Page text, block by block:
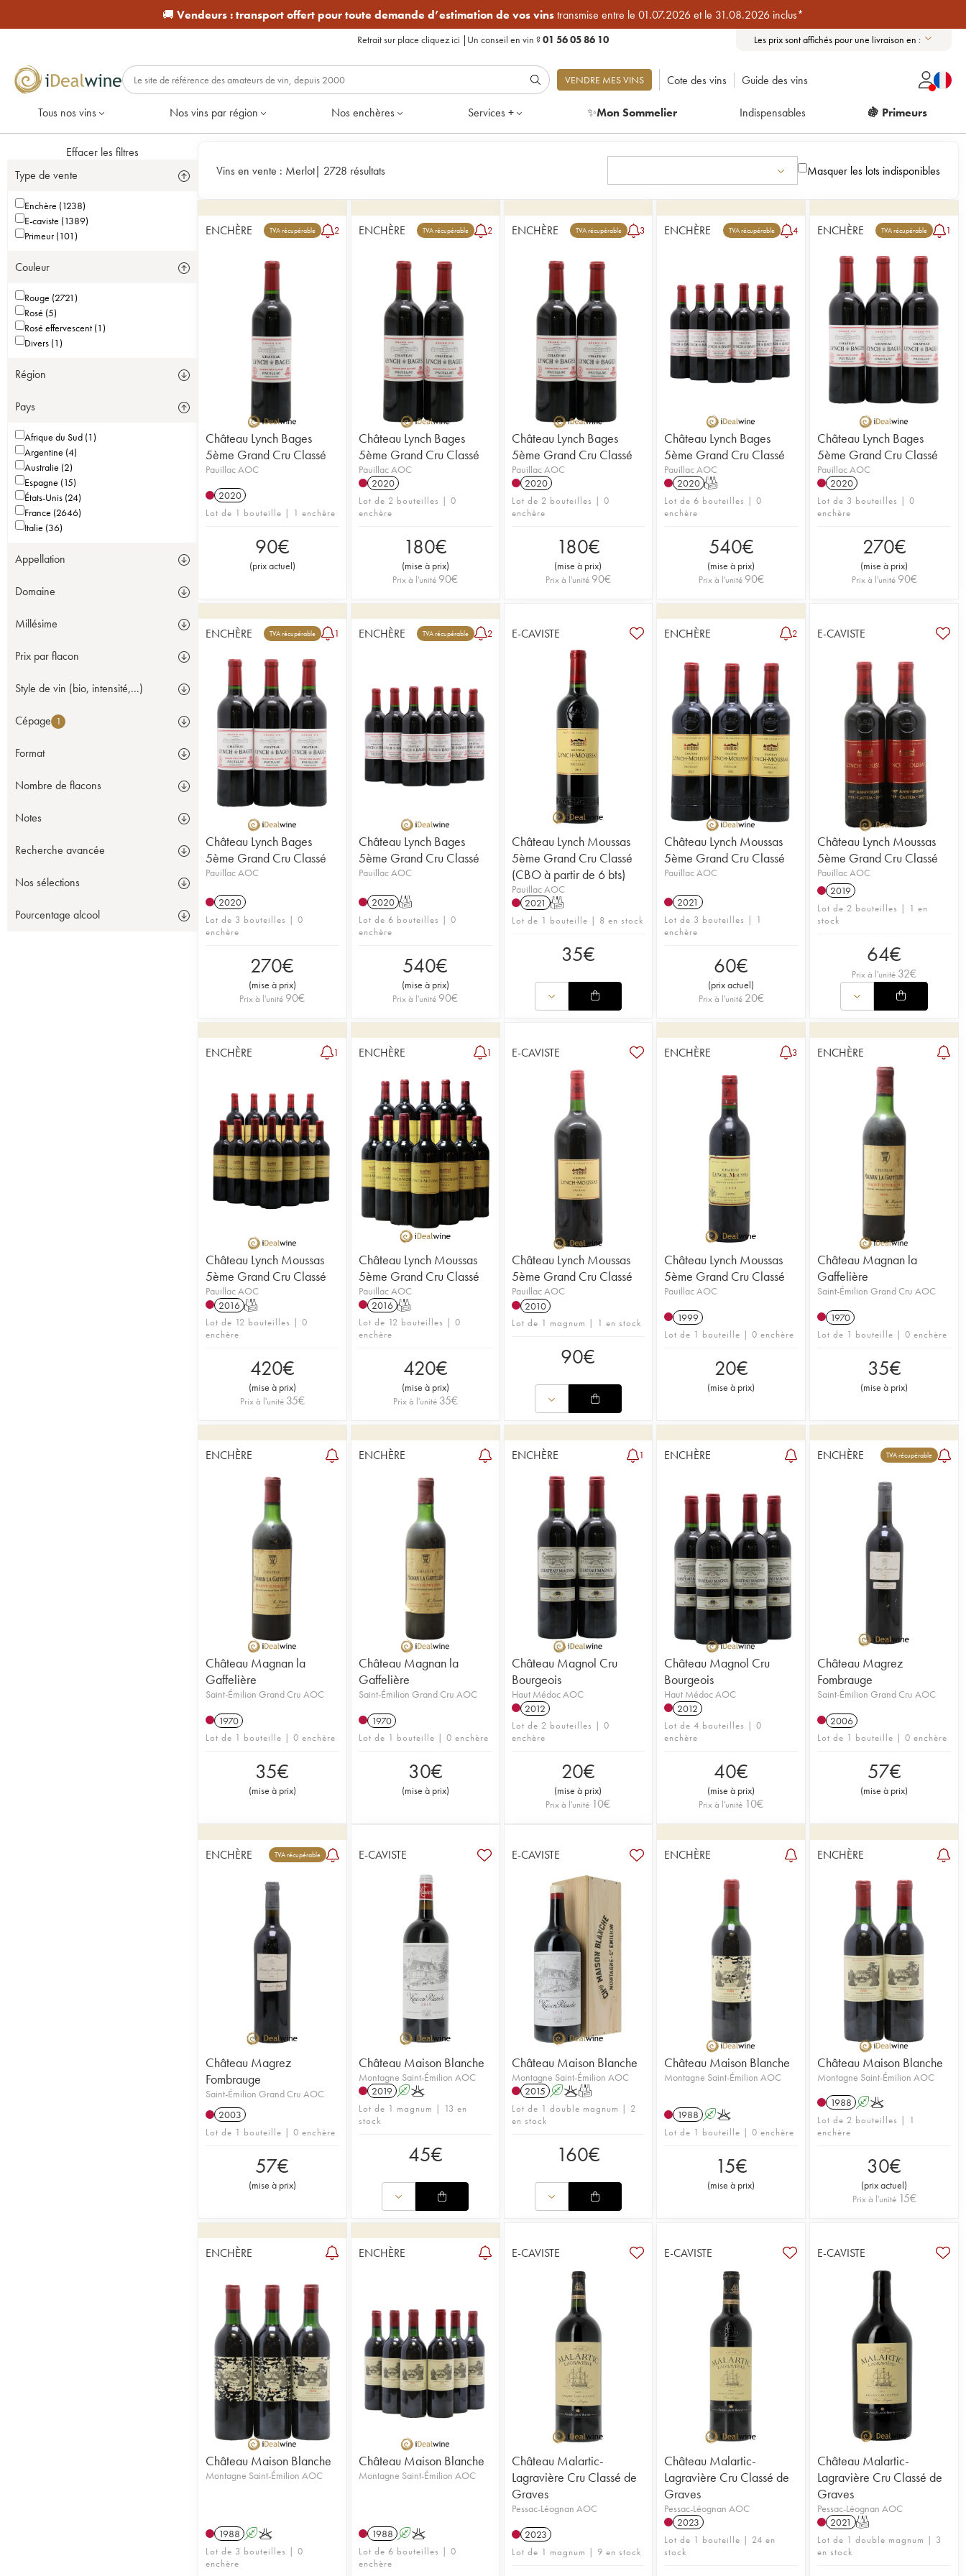
🚚 Vendeurs :transport offert pour toute demande d’estimation de vos vinstransmise entre le 01.07.2026 et le 31.08.2026 inclus*
Retrait sur place cliquez ici | Un conseil en vin ?01 56 05 86 10 Les prix sont affichés pour une livraison en :
VENDRE MES VINS Cote des vins Guide des vins
Tous nos vins Nos vins par région Nos enchères Services + ✨Mon Sommelier Indispensables 🍇 Primeurs
Effacer les filtres
Type de vente
Enchère (1238)
E-caviste (1389)
Primeur (101)
Couleur
Rouge (2721)
Rosé (5)
Rosé effervescent (1)
Divers (1)
Région
Pays
Afrique du Sud (1)
Argentine (4)
Australie (2)
Espagne (15)
États-Unis (24)
France (2646)
Italie (36)
Appellation
Domaine
Millésime
Prix par flacon
Style de vin (bio, intensité,...)
Cépage 1
Format
Nombre de flacons
Notes
Recherche avancée
Nos sélections
Pourcentage alcool
Vins en vente : Merlot| 2728 résultats Masquer les lots indisponibles
ENCHÈRE TVA récupérable 2
Château Lynch Bages
5ème Grand Cru Classé
Pauillac AOC
2020
Lot de 1 bouteille | 1 enchère
90€
(prix actuel)
ENCHÈRE TVA récupérable 2
Château Lynch Bages
5ème Grand Cru Classé
Pauillac AOC
2020
Lot de 2 bouteilles | 0
enchère
180€
(mise à prix)
Prix à l'unité 90€
ENCHÈRE TVA récupérable 3
Château Lynch Bages
5ème Grand Cru Classé
Pauillac AOC
2020
Lot de 2 bouteilles | 0
enchère
180€
(mise à prix)
Prix à l'unité 90€
ENCHÈRE TVA récupérable 4
Château Lynch Bages
5ème Grand Cru Classé
Pauillac AOC
2020 T
Lot de 6 bouteilles | 0
enchère
540€
(mise à prix)
Prix à l'unité 90€
ENCHÈRE TVA récupérable 1
Château Lynch Bages
5ème Grand Cru Classé
Pauillac AOC
2020
Lot de 3 bouteilles | 0
enchère
270€
(mise à prix)
Prix à l'unité 90€
ENCHÈRE TVA récupérable 1
Château Lynch Bages
5ème Grand Cru Classé
Pauillac AOC
2020
Lot de 3 bouteilles | 0
enchère
270€
(mise à prix)
Prix à l'unité 90€
ENCHÈRE TVA récupérable 2
Château Lynch Bages
5ème Grand Cru Classé
Pauillac AOC
2020 T
Lot de 6 bouteilles | 0
enchère
540€
(mise à prix)
Prix à l'unité 90€
E-CAVISTE
Château Lynch Moussas
5ème Grand Cru Classé
(CBO à partir de 6 bts)
Pauillac AOC
2021 T
Lot de 1 bouteille | 8 en stock
35€
ENCHÈRE 2
Château Lynch Moussas
5ème Grand Cru Classé
Pauillac AOC
2021
Lot de 3 bouteilles | 1
enchère
60€
(prix actuel)
Prix à l'unité 20€
E-CAVISTE
Château Lynch Moussas
5ème Grand Cru Classé
Pauillac AOC
2019
Lot de 2 bouteilles | 1 en
stock
64€
Prix à l'unité 32€
ENCHÈRE 1
Château Lynch Moussas
5ème Grand Cru Classé
Pauillac AOC
2016 T
Lot de 12 bouteilles | 0
enchère
420€
(mise à prix)
Prix à l'unité 35€
ENCHÈRE 1
Château Lynch Moussas
5ème Grand Cru Classé
Pauillac AOC
2016 T
Lot de 12 bouteilles | 0
enchère
420€
(mise à prix)
Prix à l'unité 35€
E-CAVISTE
Château Lynch Moussas
5ème Grand Cru Classé
Pauillac AOC
2010
Lot de 1 magnum | 1 en stock
90€
ENCHÈRE 3
Château Lynch Moussas
5ème Grand Cru Classé
Pauillac AOC
1999
Lot de 1 bouteille | 0 enchère
20€
(mise à prix)
ENCHÈRE
Château Magnan la
Gaffelière
Saint-Émilion Grand Cru AOC
1970
Lot de 1 bouteille | 0 enchère
35€
(mise à prix)
ENCHÈRE
Château Magnan la
Gaffelière
Saint-Émilion Grand Cru AOC
1970
Lot de 1 bouteille | 0 enchère
35€
(mise à prix)
ENCHÈRE
Château Magnan la
Gaffelière
Saint-Émilion Grand Cru AOC
1970
Lot de 1 bouteille | 0 enchère
30€
(mise à prix)
ENCHÈRE 1
Château Magnol Cru
Bourgeois
Haut Médoc AOC
2012
Lot de 2 bouteilles | 0
enchère
20€
(mise à prix)
Prix à l'unité 10€
ENCHÈRE
Château Magnol Cru
Bourgeois
Haut Médoc AOC
2012
Lot de 4 bouteilles | 0
enchère
40€
(mise à prix)
Prix à l'unité 10€
ENCHÈRE TVA récupérable
Château Magrez
Fombrauge
Saint-Émilion Grand Cru AOC
2006
Lot de 1 bouteille | 0 enchère
57€
(mise à prix)
ENCHÈRE TVA récupérable
Château Magrez
Fombrauge
Saint-Émilion Grand Cru AOC
2003
Lot de 1 bouteille | 0 enchère
57€
(mise à prix)
E-CAVISTE
Château Maison Blanche
Montagne Saint-Émilion AOC
2019 AK
Lot de 1 magnum | 13 en
stock
45€
E-CAVISTE
Château Maison Blanche
Montagne Saint-Émilion AOC
2015 AKT
Lot de 1 double magnum | 2
en stock
160€
ENCHÈRE
Château Maison Blanche
Montagne Saint-Émilion AOC
1988 AK
Lot de 1 bouteille | 0 enchère
15€
(mise à prix)
ENCHÈRE
Château Maison Blanche
Montagne Saint-Émilion AOC
1988 AK
Lot de 2 bouteilles | 1
enchère
30€
(prix actuel)
Prix à l'unité 15€
ENCHÈRE
Château Maison Blanche
Montagne Saint-Émilion AOC
1988 AK
Lot de 3 bouteilles | 0
enchère
ENCHÈRE
Château Maison Blanche
Montagne Saint-Émilion AOC
1988 AK
Lot de 6 bouteilles | 0
enchère
E-CAVISTE
Château Malartic-
Lagravière Cru Classé de
Graves
Pessac-Léognan AOC
2023
Lot de 1 magnum | 9 en stock
E-CAVISTE
Château Malartic-
Lagravière Cru Classé de
Graves
Pessac-Léognan AOC
2023
Lot de 1 bouteille | 24 en
stock
E-CAVISTE
Château Malartic-
Lagravière Cru Classé de
Graves
Pessac-Léognan AOC
2021 T
Lot de 1 double magnum | 3
en stock